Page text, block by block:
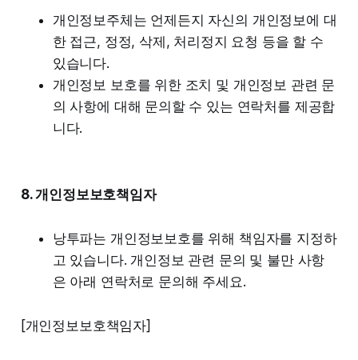
개인정보주체는 언제든지 자신의 개인정보에 대
한 접근, 정정, 삭제, 처리정지 요청 등을 할 수
있습니다.
개인정보 보호를 위한 조치 및 개인정보 관련 문
의 사항에 대해 문의할 수 있는 연락처를 제공합
니다.
8. 개인정보보호책임자
낭투파는 개인정보보호를 위해 책임자를 지정하
고 있습니다. 개인정보 관련 문의 및 불만 사항
은 아래 연락처로 문의해 주세요.
[개인정보보호책임자]